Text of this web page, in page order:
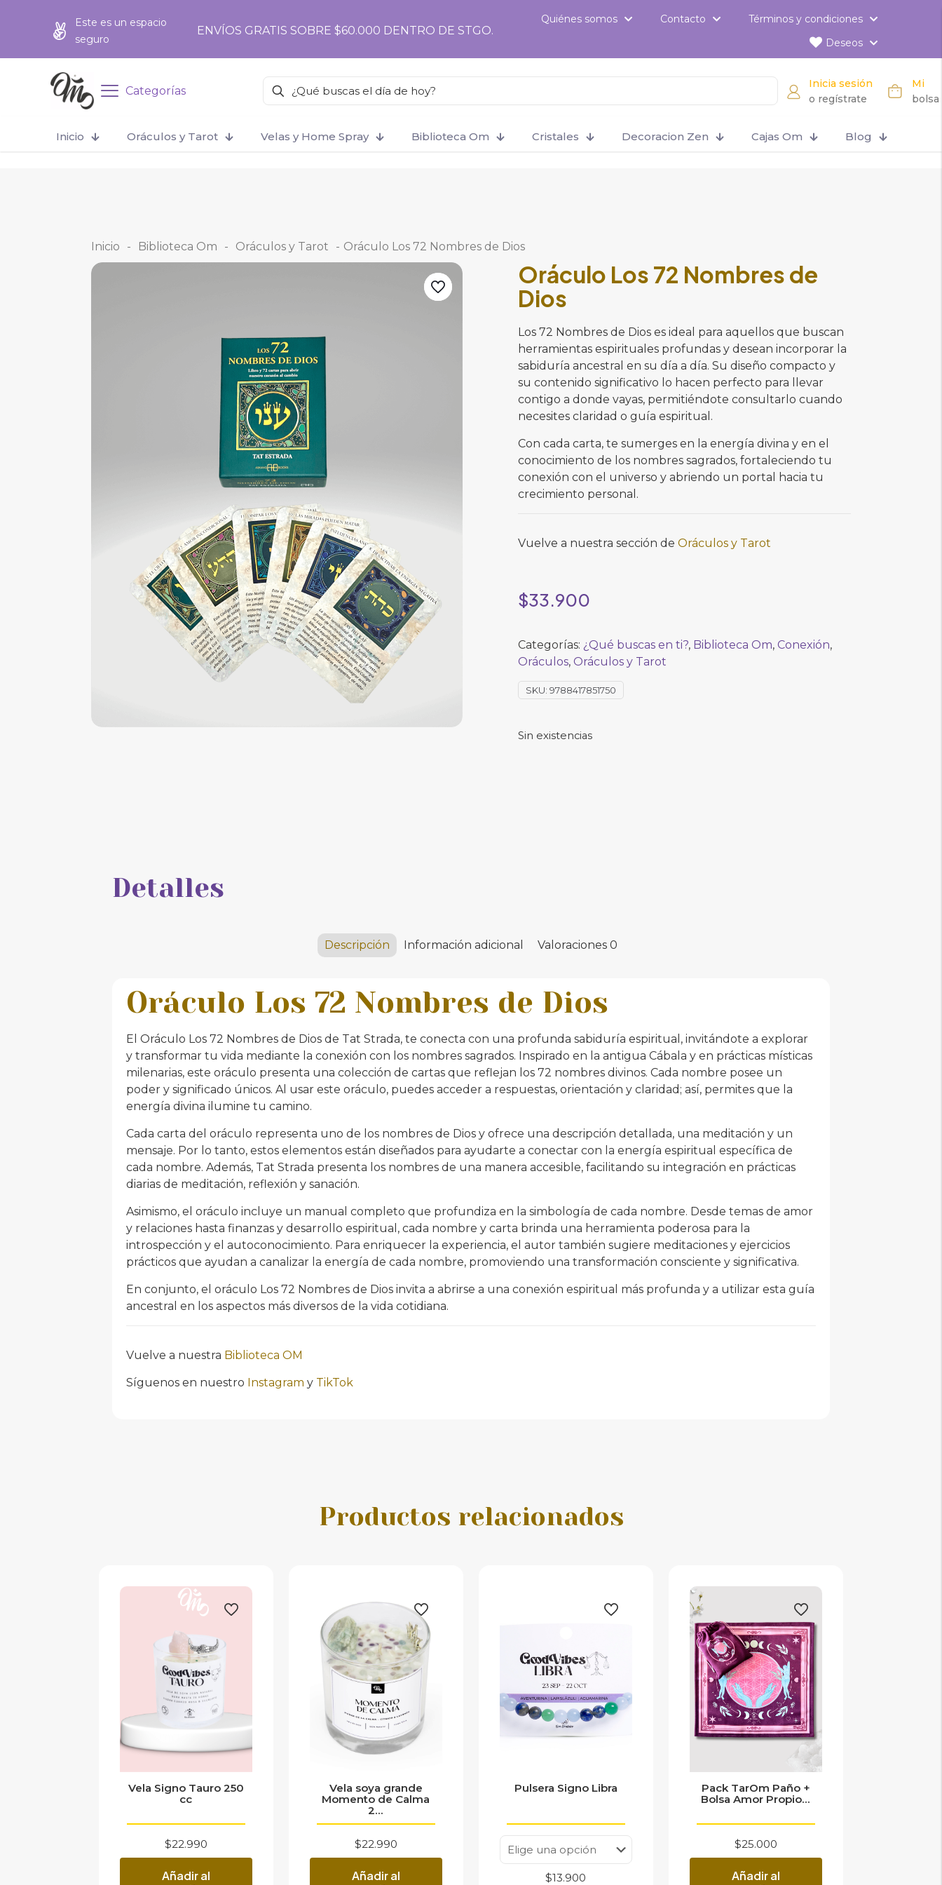
Este es un espacio
seguro
ENVÍOS GRATIS SOBRE $60.000 DENTRO DE STGO.
Quiénes somos Contacto
Términos y condiciones
Deseos
Categorías
Inicia sesión
o regístrate
Mi
bolsa
Inicio Oráculos y Tarot Velas y Home Spray Biblioteca Om Cristales Decoracion Zen Cajas Om Blog
Inicio - Biblioteca Om - Oráculos y Tarot - Oráculo Los 72 Nombres de Dios
Oráculo Los 72 Nombres de
Dios
Los 72 Nombres de Dios es ideal para aquellos que buscan
herramientas espirituales profundas y desean incorporar la
sabiduría ancestral en su día a día. Su diseño compacto y
su contenido significativo lo hacen perfecto para llevar
contigo a donde vayas, permitiéndote consultarlo cuando
necesites claridad o guía espiritual.
Con cada carta, te sumerges en la energía divina y en el
conocimiento de los nombres sagrados, fortaleciendo tu
conexión con el universo y abriendo un portal hacia tu
crecimiento personal.
Vuelve a nuestra sección deOráculos y Tarot
$33.900
Categorías: ¿Qué buscas en ti?, Biblioteca Om, Conexión,
Oráculos, Oráculos y Tarot
SKU:9788417851750
Sin existencias
Detalles
Descripción Información adicional Valoraciones 0
Oráculo Los 72 Nombres de Dios
El Oráculo Los 72 Nombres de Dios de Tat Strada, te conecta con una profunda sabiduría espiritual, invitándote a explorar
y transformar tu vida mediante la conexión con los nombres sagrados. Inspirado en la antigua Cábala y en prácticas místicas
milenarias, este oráculo presenta una colección de cartas que reflejan los 72 nombres divinos. Cada nombre posee un
poder y significado únicos. Al usar este oráculo, puedes acceder a respuestas, orientación y claridad; así, permites que la
energía divina ilumine tu camino.
Cada carta del oráculo representa uno de los nombres de Dios y ofrece una descripción detallada, una meditación y un
mensaje. Por lo tanto, estos elementos están diseñados para ayudarte a conectar con la energía espiritual específica de
cada nombre. Además, Tat Strada presenta los nombres de una manera accesible, facilitando su integración en prácticas
diarias de meditación, reflexión y sanación.
Asimismo, el oráculo incluye un manual completo que profundiza en la simbología de cada nombre. Desde temas de amor
y relaciones hasta finanzas y desarrollo espiritual, cada nombre y carta brinda una herramienta poderosa para la
introspección y el autoconocimiento. Para enriquecer la experiencia, el autor también sugiere meditaciones y ejercicios
prácticos que ayudan a canalizar la energía de cada nombre, promoviendo una transformación consciente y significativa.
En conjunto, el oráculo Los 72 Nombres de Dios invita a abrirse a una conexión espiritual más profunda y a utilizar esta guía
ancestral en los aspectos más diversos de la vida cotidiana.
Vuelve a nuestra Biblioteca OM
Síguenos en nuestro Instagram y TikTok
Productos relacionados
Vela Signo Tauro 250
cc
$22.990
Añadir al
Vela soya grande
Momento de Calma
2...
$22.990
Añadir al
Pulsera Signo Libra
$13.900
Pack TarOm Paño +
Bolsa Amor Propio...
$25.000
Añadir al